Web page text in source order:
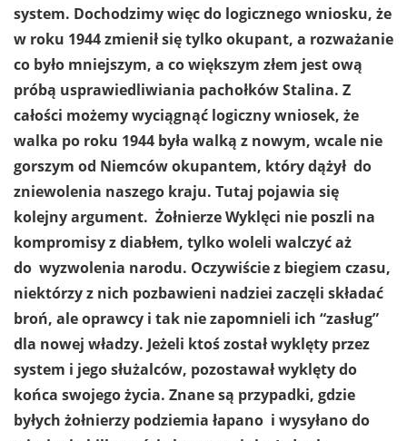
system. Dochodzimy więc do logicznego wniosku, że
w roku 1944 zmienił się tylko okupant, a rozważanie
co było mniejszym, a co większym złem jest ową
próbą usprawiedliwiania pachołków Stalina. Z
całości możemy wyciągnąć logiczny wniosek, że
walka po roku 1944 była walką z nowym, wcale nie
gorszym od Niemców okupantem, który dążył do
zniewolenia naszego kraju. Tutaj pojawia się
kolejny argument. Żołnierze Wyklęci nie poszli na
kompromisy z diabłem, tylko woleli walczyć aż
do wyzwolenia narodu. Oczywiście z biegiem czasu,
niektórzy z nich pozbawieni nadziei zaczęli składać
broń, ale oprawcy i tak nie zapomnieli ich “zasług”
dla nowej władzy. Jeżeli ktoś został wyklęty przez
system i jego służalców, pozostawał wyklęty do
końca swojego życia. Znane są przypadki, gdzie
byłych żołnierzy podziemia łapano i wysyłano do